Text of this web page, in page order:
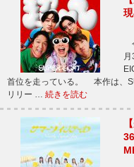
首位を走っている。 本作は、
リリー … 続きを読む